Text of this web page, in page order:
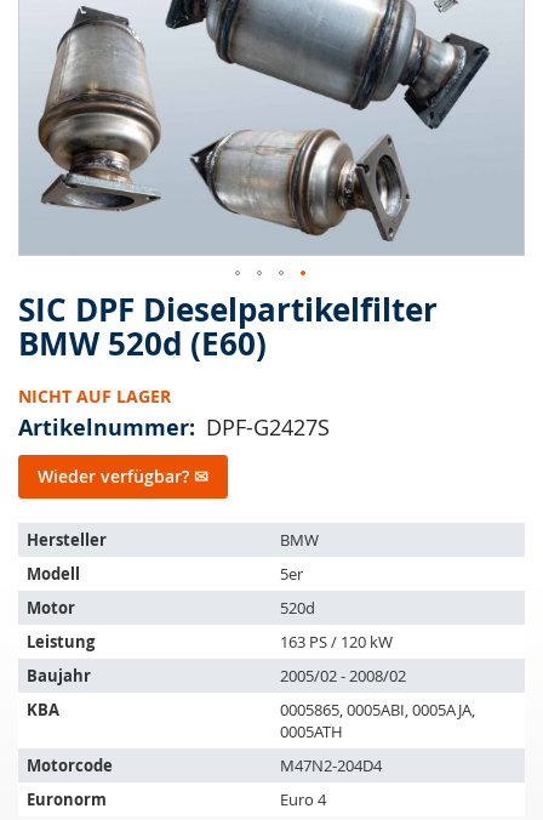
SIC DPF Dieselpartikelfilter
BMW 520d (E60)
NICHT AUF LAGER
Artikelnummer DPF-G2427S
Wieder verfügbar? ✉
Der
Artikel
passt
auf
folgende
Fahrzeuge:
Hersteller
BMW
Modell
5er
Motor
520d
Leistung
163 PS / 120 kW
Baujahr
2005/02 - 2008/02
KBA
0005865, 0005ABI, 0005AJA,
0005ATH
Motorcode
M47N2-204D4
Euronorm
Euro 4
springen
Zum
Anfang
der
springen